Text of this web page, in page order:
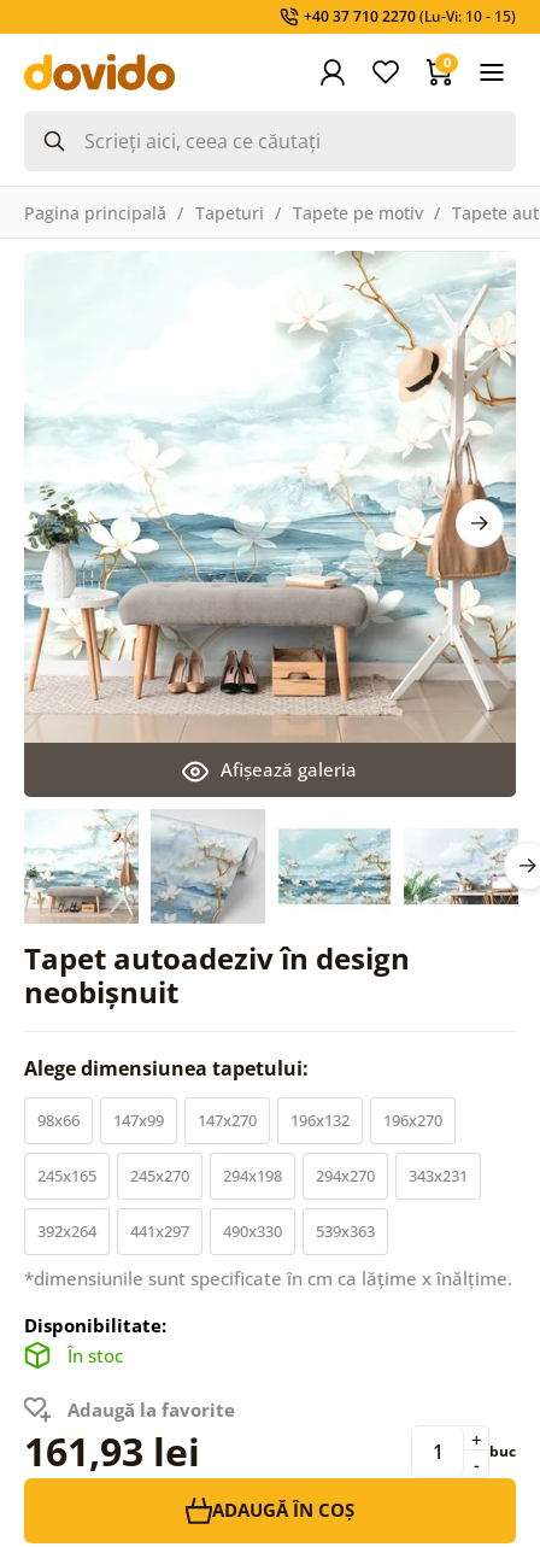
+40 37 710 2270(Lu-Vi: 10 - 15)
0
Pagina principală Tapeturi Tapete pe motiv Tapete
Tapet autoadeziv în design
neobișnuit
Afişează galeria
Alege dimensiunea tapetului:
98x66 147x99 147x270 196x132 196x270
245x165 245x270 294x198 294x270 343x231
392x264 441x297 490x330 539x363
*dimensiunile sunt specificate în cm ca lățime x înălțime.
Disponibilitate:
În stoc
Adaugă la favorite
161,93 lei -
+ buc
ADAUGĂ ÎN COȘ